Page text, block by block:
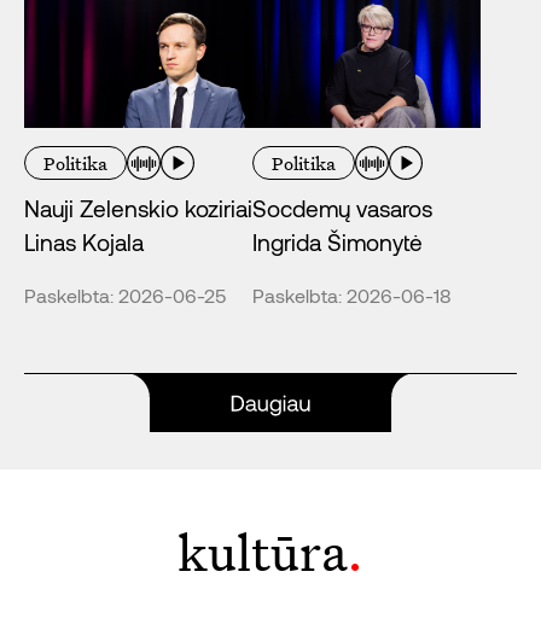
Politika
Nauji Zelenskio koziriai
Linas Kojala
Paskelbta: 2026-06-25
Politika
Socdemų vasaros
Ingrida Šimonytė
Paskelbta: 2026-06-18
kultūra.